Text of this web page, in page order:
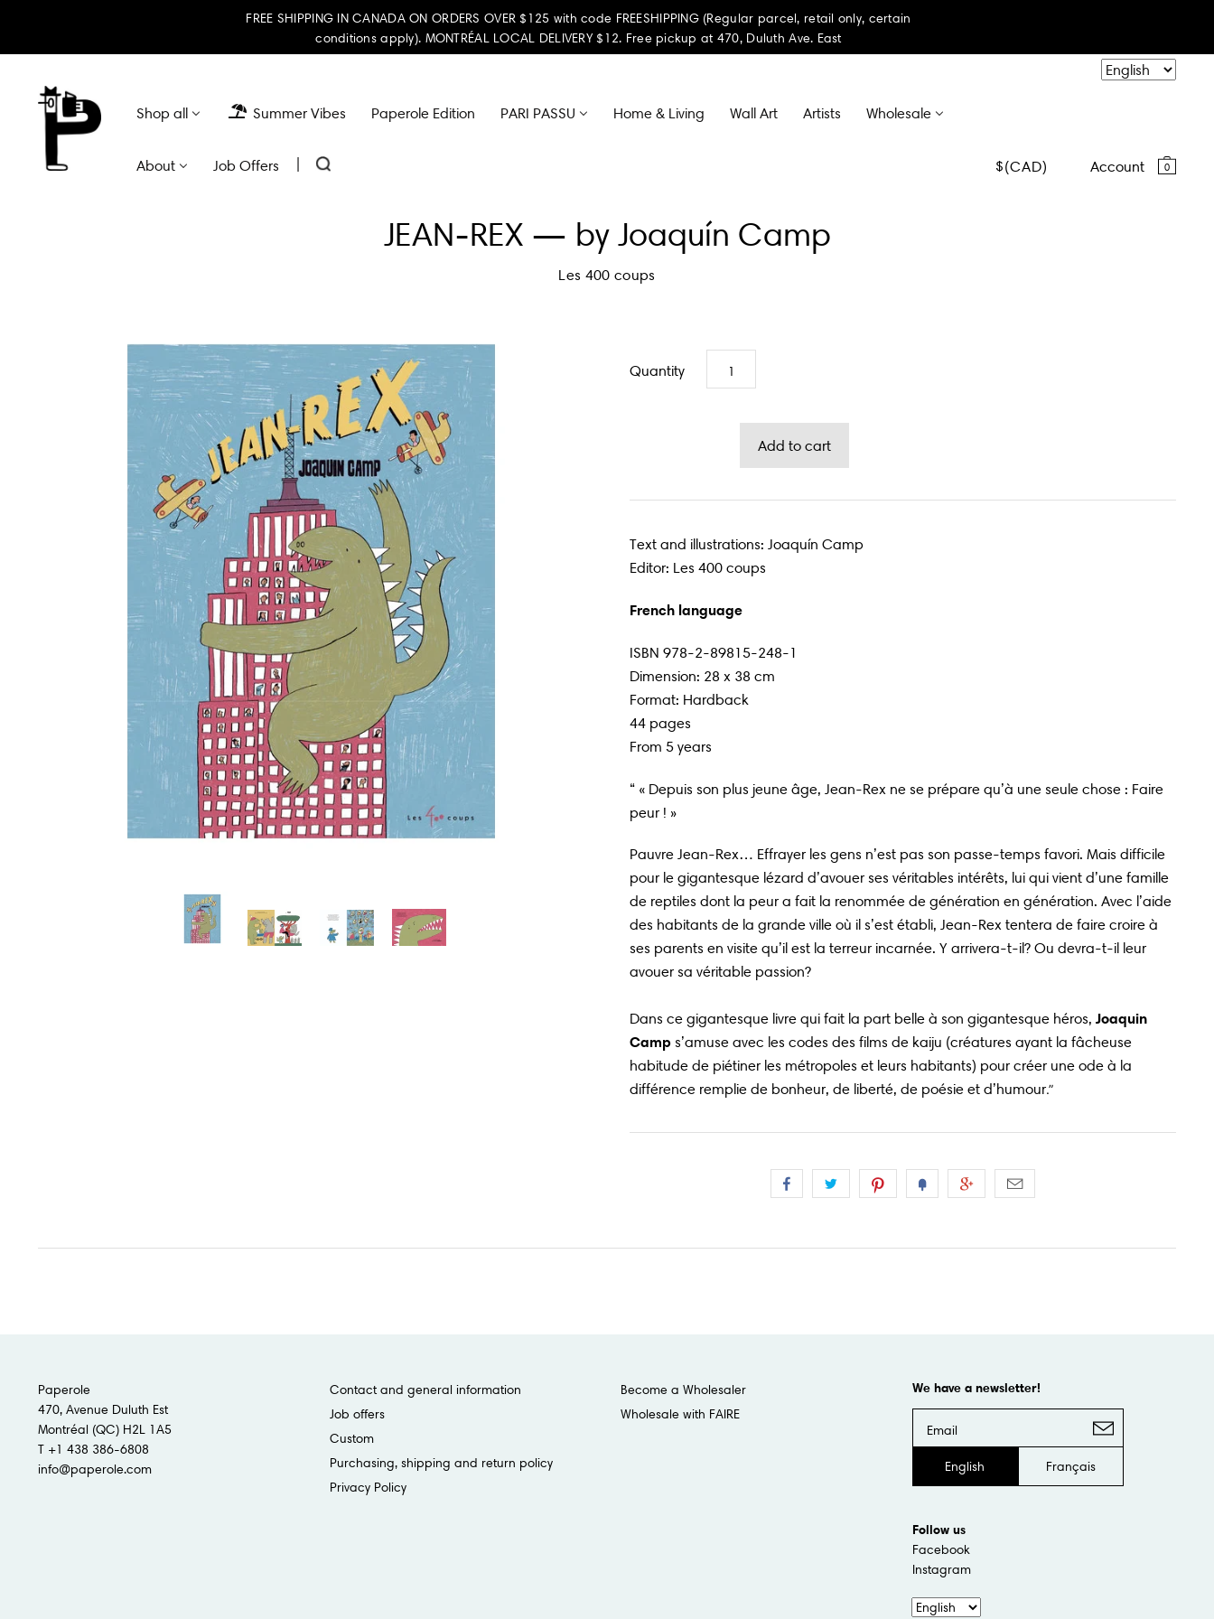
FREE SHIPPING IN CANADA ON ORDERS OVER $125 with code FREESHIPPING (Regular parcel, retail only, certain
conditions apply). MONTRÉAL LOCAL DELIVERY $12. Free pickup at 470, Duluth Ave. East
Shop all Summer Vibes Paperole Edition PARI PASSU Home & Living Wall Art Artists Wholesale
About Job Offers CAD Account 0
JEAN-REX — by Joaquín Camp
Les 400 coups
Quantity
Text and illustrations: Joaquín Camp
Editor: Les 400 coups
French language
ISBN978-2-89815-248-1
Dimension: 28 x 38 cm
Format: Hardback
44 pages
From 5 years
“ « Depuis son plus jeune âge, Jean-Rex ne se prépare qu’à une seule chose : Faire
peur ! »
Pauvre Jean-Rex… Effrayer les gens n’est pas son passe-temps favori. Mais difficile
pour le gigantesque lézard d’avouer ses véritables intérêts, lui qui vient d’une famille
de reptiles dont la peur a fait la renommée de génération en génération. Avec l’aide
des habitants de la grande ville où il s’est établi, Jean-Rex tentera de faire croire à
ses parents en visite qu’il est la terreur incarnée. Y arrivera-t-il? Ou devra-t-il leur
avouer sa véritable passion?
Dans ce gigantesque livre qui fait la part belle à son gigantesque héros, Joaquin
Camp s’amuse avec les codes des films de kaiju (créatures ayant la fâcheuse
habitude de piétiner les métropoles et leurs habitants) pour créer une ode à la
différence remplie de bonheur, de liberté, de poésie et d’humour.”
Paperole
470, Avenue Duluth Est
Montréal (QC) H2L 1A5
T +1 438 386-6808
info@paperole.com
Contact and general information
Job offers
Custom
Purchasing, shipping and return policy
Privacy Policy
Become a Wholesaler
Wholesale with FAIRE
We have a newsletter!
English Français
Follow us
Facebook
Instagram